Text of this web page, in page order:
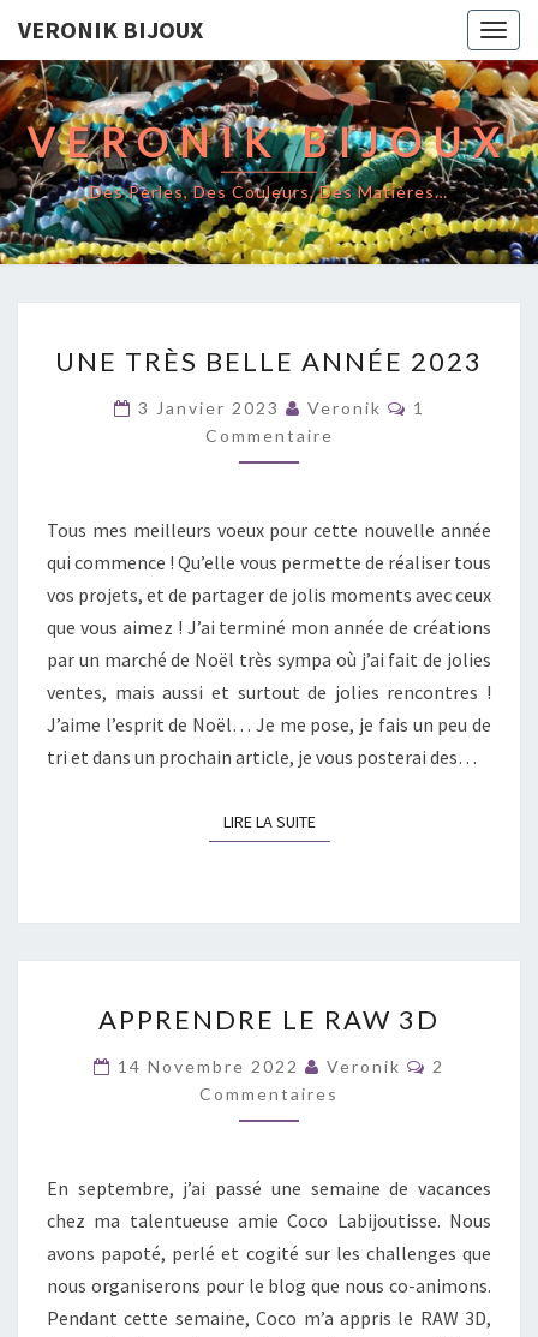
VERONIK BIJOUX
VERONIK BIJOUX
Des Perles, Des Couleurs, Des Matières…
TRÈS
BELLE
ANNÉE
2023
UNE TRÈS BELLE ANNÉE 2023
3 Janvier 2023 Veronik
1
Commentaire
Tous mes meilleurs voeux pour cette nouvelle année
qui commence ! Qu’elle vous permette de réaliser tous
vos projets, et de partager de jolis moments avec ceux
que vous aimez ! J’ai terminé mon année de créations
par un marché de Noël très sympa où j’ai fait de jolies
ventes, mais aussi et surtout de jolies rencontres !
J’aime l’esprit de Noël… Je me pose, je fais un peu de
tri et dans un prochain article, je vous posterai des…
LIRE LA SUITELIRE LA SUITE
LE
RAW
3D
APPRENDRE LE RAW 3D
14 Novembre 2022 Veronik
2
Commentaires
En septembre, j’ai passé une semaine de vacances
chez ma talentueuse amie Coco Labijoutisse. Nous
avons papoté, perlé et cogité sur les challenges que
nous organiserons pour le blog que nous co-animons.
Pendant cette semaine, Coco m’a appris le RAW 3D,